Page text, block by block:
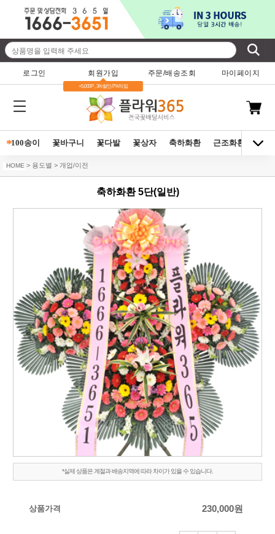
로그인 회원가입
+5,000P , 3%할인/7%적립
주문/배송조회 마이페이지
*100송이 꽃바구니 꽃다발 꽃상자 축하화환 근조화환 동양
HOME > 용도별 > 개업/이전
축하화환 5단(일반)
*실제 상품은 계절과 배송지역에 따라 차이가 있을 수 있습니다.
상품가격 230,000원